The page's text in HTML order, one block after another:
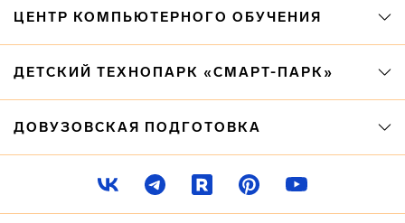
ЦЕНТР КОМПЬЮТЕРНОГО ОБУЧЕНИЯ
ДЕТСКИЙ ТЕХНОПАРК «СМАРТ-ПАРК»
ДОВУЗОВСКАЯ ПОДГОТОВКА